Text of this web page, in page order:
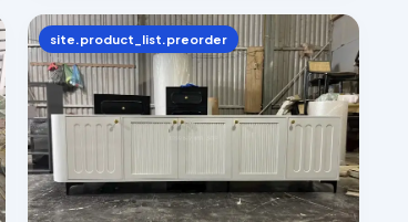
site.product_list.preorder